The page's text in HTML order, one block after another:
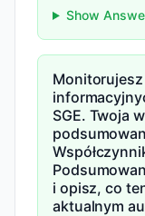
Show
SGE. Twoja
i opisz, co
aktualnym